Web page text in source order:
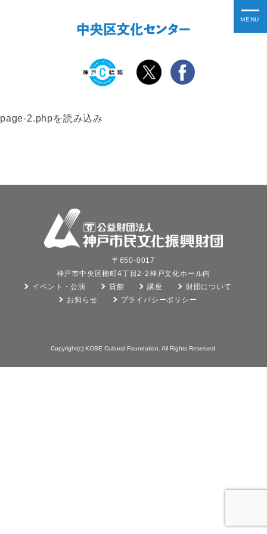
page-2.phpを読み込み
〒650-0017
神戸市中央区楠町4丁目2-2神戸文化ホール内
イベント・公演
貸館 講座
財団について
お知らせ
プライバシーポリシー
Copyright(c) KOBE Cultural Foundation. All Rights Reserved.